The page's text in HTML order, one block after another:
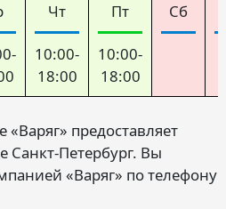
Чт
10:00-
18:00
Пт
10:00-
18:00
Сб
предоставляет
Санкт-Петербург. Вы
«Варяг» по телефону